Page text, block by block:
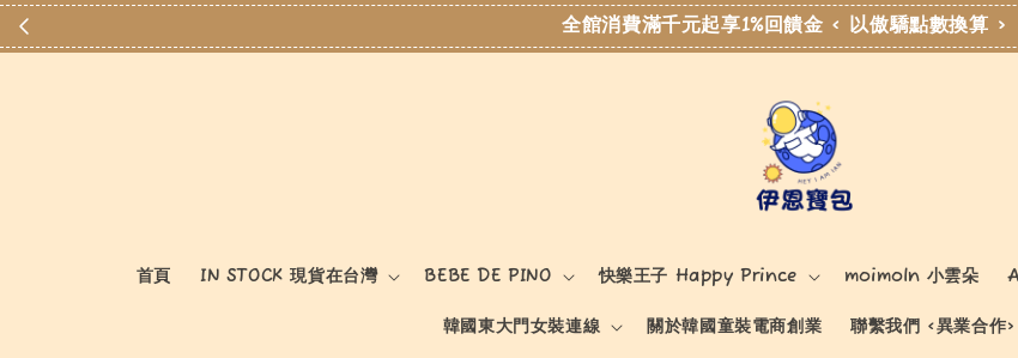
全館消費滿千元起享1%回饋金 < 以傲驕點數換算 >
首頁 IN STOCK 現貨在台灣 BEBE DE PINO 快樂王子 Happy Prince moimoln 小雲朵
韓國東大門女裝連線 關於韓國童裝電商創業 聯繫我們 <異業合作>